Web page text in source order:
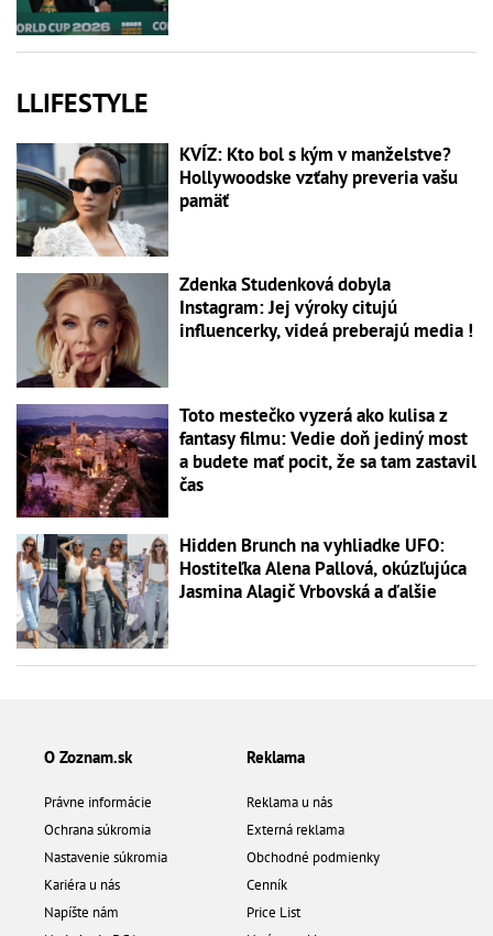
LLIFESTYLE
KVÍZ: Kto bol s kým v manželstve?
Hollywoodske vzťahy preveria vašu
pamäť
Zdenka Studenková dobyla
Instagram: Jej výroky citujú
influencerky, videá preberajú media !
Toto mestečko vyzerá ako kulisa z
fantasy filmu: Vedie doň jediný most
a budete mať pocit, že sa tam zastavil
čas
Hidden Brunch na vyhliadke UFO:
Hostiteľka Alena Pallová, okúzľujúca
Jasmina Alagič Vrbovská a ďalšie
O Zoznam.sk
Právne informácie
Ochrana súkromia
Nastavenie súkromia
Kariéra u nás
Napíšte nám
Reklama
Reklama u nás
Externá reklama
Obchodné podmienky
Cenník
Price List